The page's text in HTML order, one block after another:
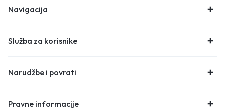
Navigacija
Služba za korisnike
Narudžbe i povrati
Pravne informacije